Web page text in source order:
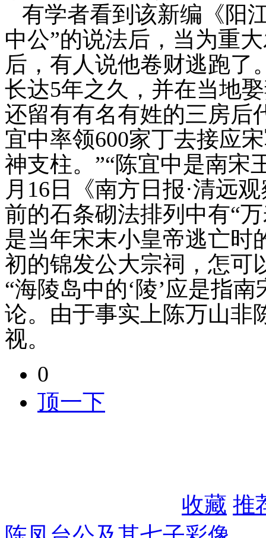
有学者看到该新编《阳
中公”的说法后，当为重
后，有人说他卷财逃跑了
长达5年之久，并在当地
还留有有名有姓的三房后
宜中率领600家丁去接应
神支柱。”“陈宜中是南宋
月 16 日 《南方日报·清远
前的石条砌法排列中有“
是当年宋末小皇帝逃亡时
初的锦发公大宗祠，怎可
“海陵岛中的‘陵’应是指
论。由于事实上陈万山非
视。
0
顶一下
收藏 推